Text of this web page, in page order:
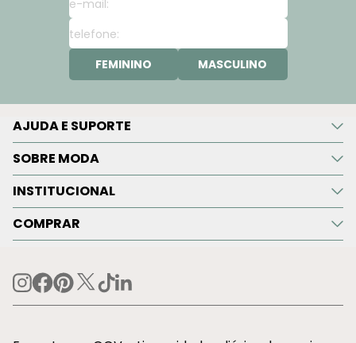
FEMININO MASCULINO
AJUDA E SUPORTE
SOBRE MODA
INSTITUCIONAL
COMPRAR